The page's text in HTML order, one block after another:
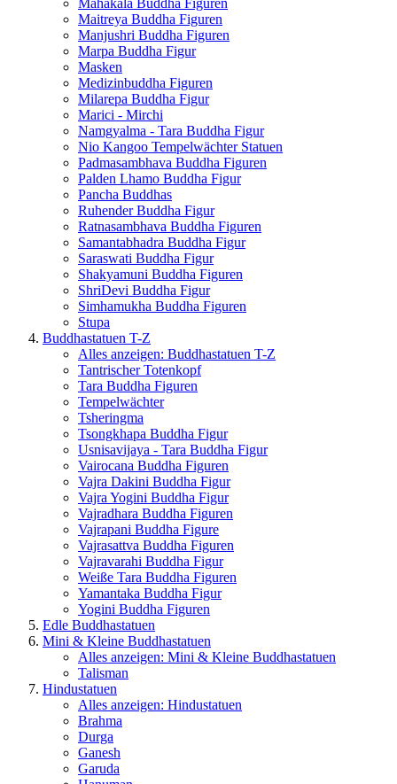
Mahakala Buddha Figuren
Maitreya Buddha Figuren
Manjushri Buddha Figuren
Marpa Buddha Figur
Masken
Medizinbuddha Figuren
Milarepa Buddha Figur
Marici - Mirchi
Namgyalma - Tara Buddha Figur
Nio Kangoo Tempelwächter Statuen
Padmasambhava Buddha Figuren
Palden Lhamo Buddha Figur
Pancha Buddhas
Ruhender Buddha Figur
Ratnasambhava Buddha Figuren
Samantabhadra Buddha Figur
Saraswati Buddha Figur
Shakyamuni Buddha Figuren
ShriDevi Buddha Figur
Simhamukha Buddha Figuren
Stupa
Buddhastatuen T-Z
Alles anzeigen: Buddhastatuen T-Z
Tantrischer Totenkopf
Tara Buddha Figuren
Tempelwächter
Tsheringma
Tsongkhapa Buddha Figur
Usnisavijaya - Tara Buddha Figur
Vairocana Buddha Figuren
Vajra Dakini Buddha Figur
Vajra Yogini Buddha Figur
Vajradhara Buddha Figuren
Vajrapani Buddha Figure
Vajrasattva Buddha Figuren
Vajravarahi Buddha Figur
Weiße Tara Buddha Figuren
Yamantaka Buddha Figur
Yogini Buddha Figuren
Edle Buddhastatuen
Mini & Kleine Buddhastatuen
Alles anzeigen: Mini & Kleine Buddhastatuen
Talisman
Hindustatuen
Alles anzeigen: Hindustatuen
Brahma
Durga
Ganesh
Garuda